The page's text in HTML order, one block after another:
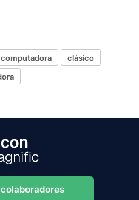
computadora
clásico